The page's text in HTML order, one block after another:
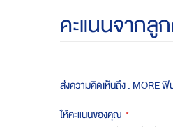
คะแนนจากลู
ส่งความคิดเห็นถึง : MORE
ให้คะแนนของคุณ